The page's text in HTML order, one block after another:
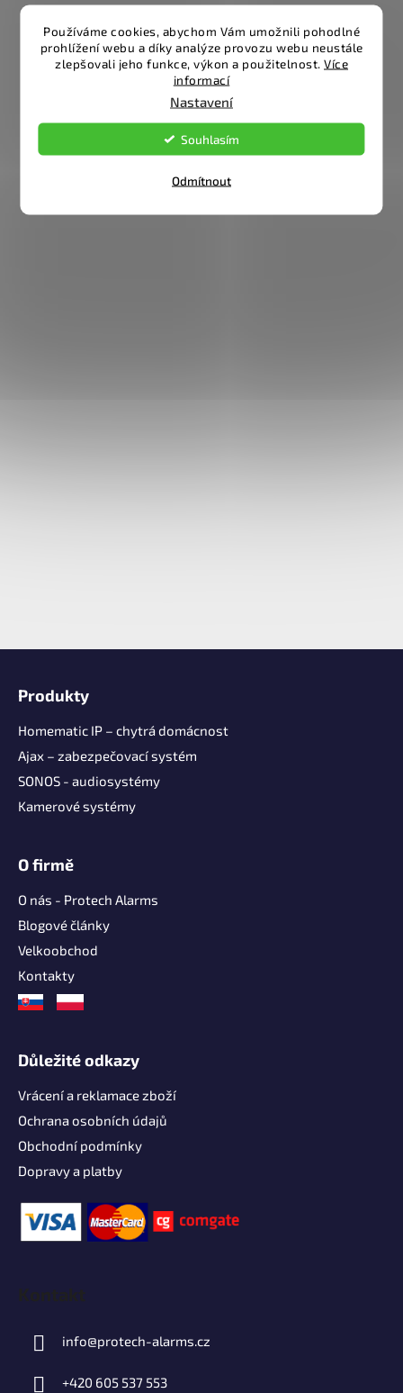
Používáme cookies, abychom Vám umožnili pohodlné
prohlížení webu a díky analýze provozu webu neustále
zlepšovali jeho funkce, výkon a použitelnost. Více
informací
Nastavení
Odmítnout
Souhlasím
Produkty
Homematic IP – chytrá domácnost
Ajax – zabezpečovací systém
SONOS - audiosystémy
Kamerové systémy
O firmě
O nás - Protech Alarms
Blogové články
Velkoobchod
Kontakty
Důležité odkazy
Vrácení a reklamace zboží
Ochrana osobních údajů
Obchodní podmínky
Dopravy a platby
Kontakt
info@protech-alarms.cz
+420 605 537 553